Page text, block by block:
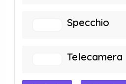
Specchio
Telecamera